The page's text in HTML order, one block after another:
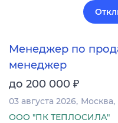
Менеджер по
менеджер
до 200 000 ₽
03 августа 2026 Москва
ООО "ПК ТЕПЛОСИЛА"